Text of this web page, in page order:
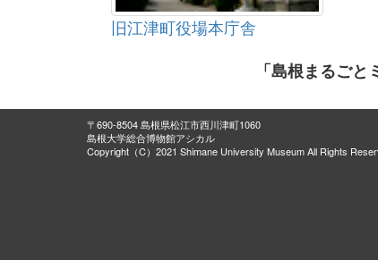
旧江津町役場本庁舎
「島根まるご
〒690-8504 島根県松江市西川津町1060
島根大学総合博物館アシカル
Copyright（C）2021 Shimane University Museum All Rights